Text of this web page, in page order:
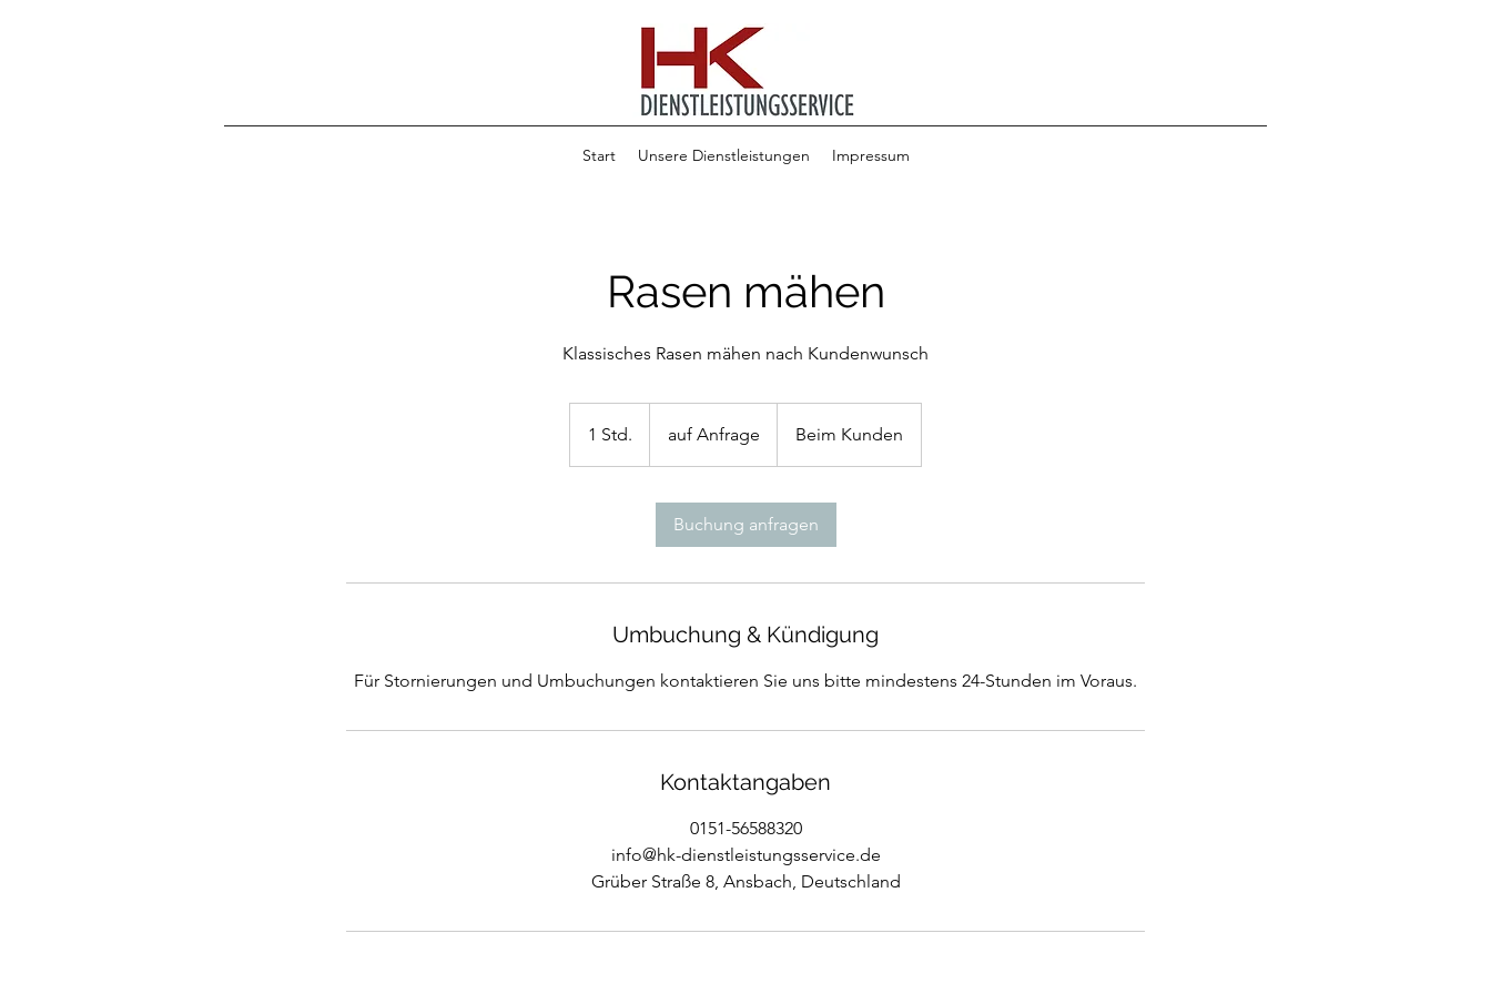
Start Unsere Dienstleistungen Impressum
Rasen mähen
Klassisches Rasen mähen nach Kundenwunsch
1 Std.
S
auf Anfrage Beim Kunden
Buchung anfragen
Umbuchung & Kündigung
Für Stornierungen und Umbuchungen kontaktieren Sie uns bitte mindestens 24-Stunden im Voraus.
Kontaktangaben
0151-56588320
info@hk-dienstleistungsservice.de
Grüber Straße 8, Ansbach, Deutschland